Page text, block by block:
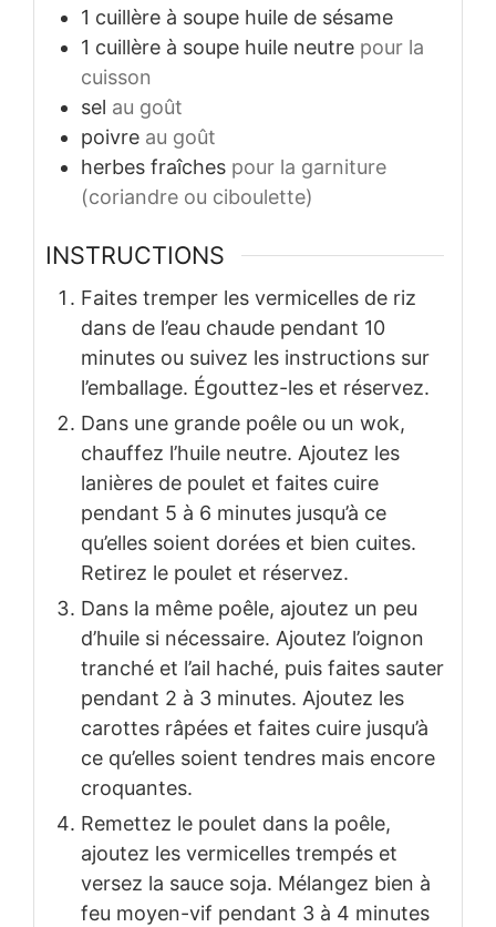
1 cuillère à soupe huile de sésame
1 cuillère à soupe huile neutre pour la
cuisson
sel au goût
poivre au goût
herbes fraîches pour la garniture
(coriandre ou ciboulette)
INSTRUCTIONS
Faites tremper les vermicelles de riz
dans de l’eau chaude pendant 10
minutes ou suivez les instructions sur
l’emballage. Égouttez-les et réservez.
Dans une grande poêle ou un wok,
chauffez l’huile neutre. Ajoutez les
lanières de poulet et faites cuire
pendant 5 à 6 minutes jusqu’à ce
qu’elles soient dorées et bien cuites.
Retirez le poulet et réservez.
Dans la même poêle, ajoutez un peu
d’huile si nécessaire. Ajoutez l’oignon
tranché et l’ail haché, puis faites sauter
pendant 2 à 3 minutes. Ajoutez les
carottes râpées et faites cuire jusqu’à
ce qu’elles soient tendres mais encore
croquantes.
Remettez le poulet dans la poêle,
ajoutez les vermicelles trempés et
versez la sauce soja. Mélangez bien à
feu moyen-vif pendant 3 à 4 minutes